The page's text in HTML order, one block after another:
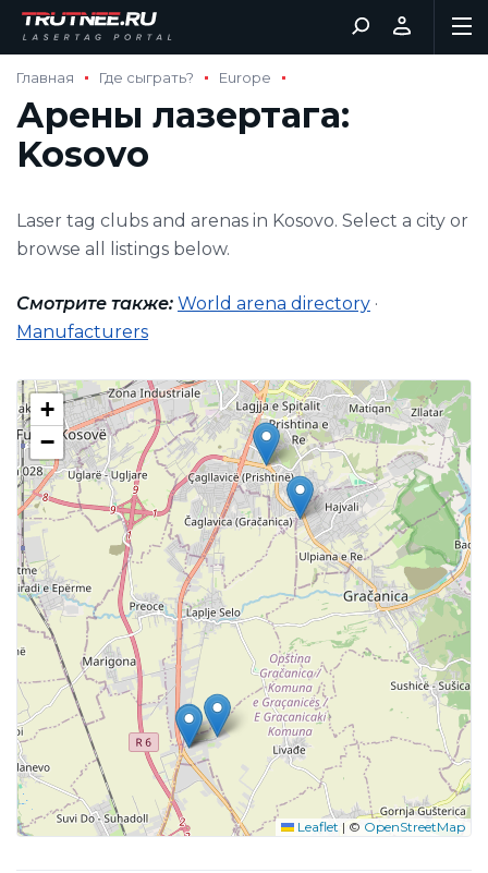
Главная Где сыграть? Europe
Арены лазертага:
Kosovo
Laser tag clubs and arenas in Kosovo. Select a city or
browse all listings below.
Смотрите также: World arena directory ·
Manufacturers
+
−
Leaflet | © OpenStreetMap